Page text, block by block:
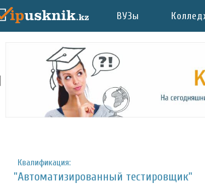
ВУЗы
Квалификация:
"Автоматизированный тестировщик"